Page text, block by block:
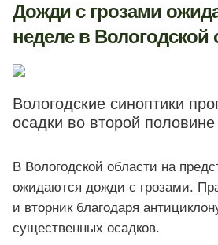
Дожди с грозами
неделе в Вологодской
Вологодские синоптики
осадки во второй
В Вологодской области на
ожидаются дожди с грозами.
и вторник благодаря
существенных осадков.